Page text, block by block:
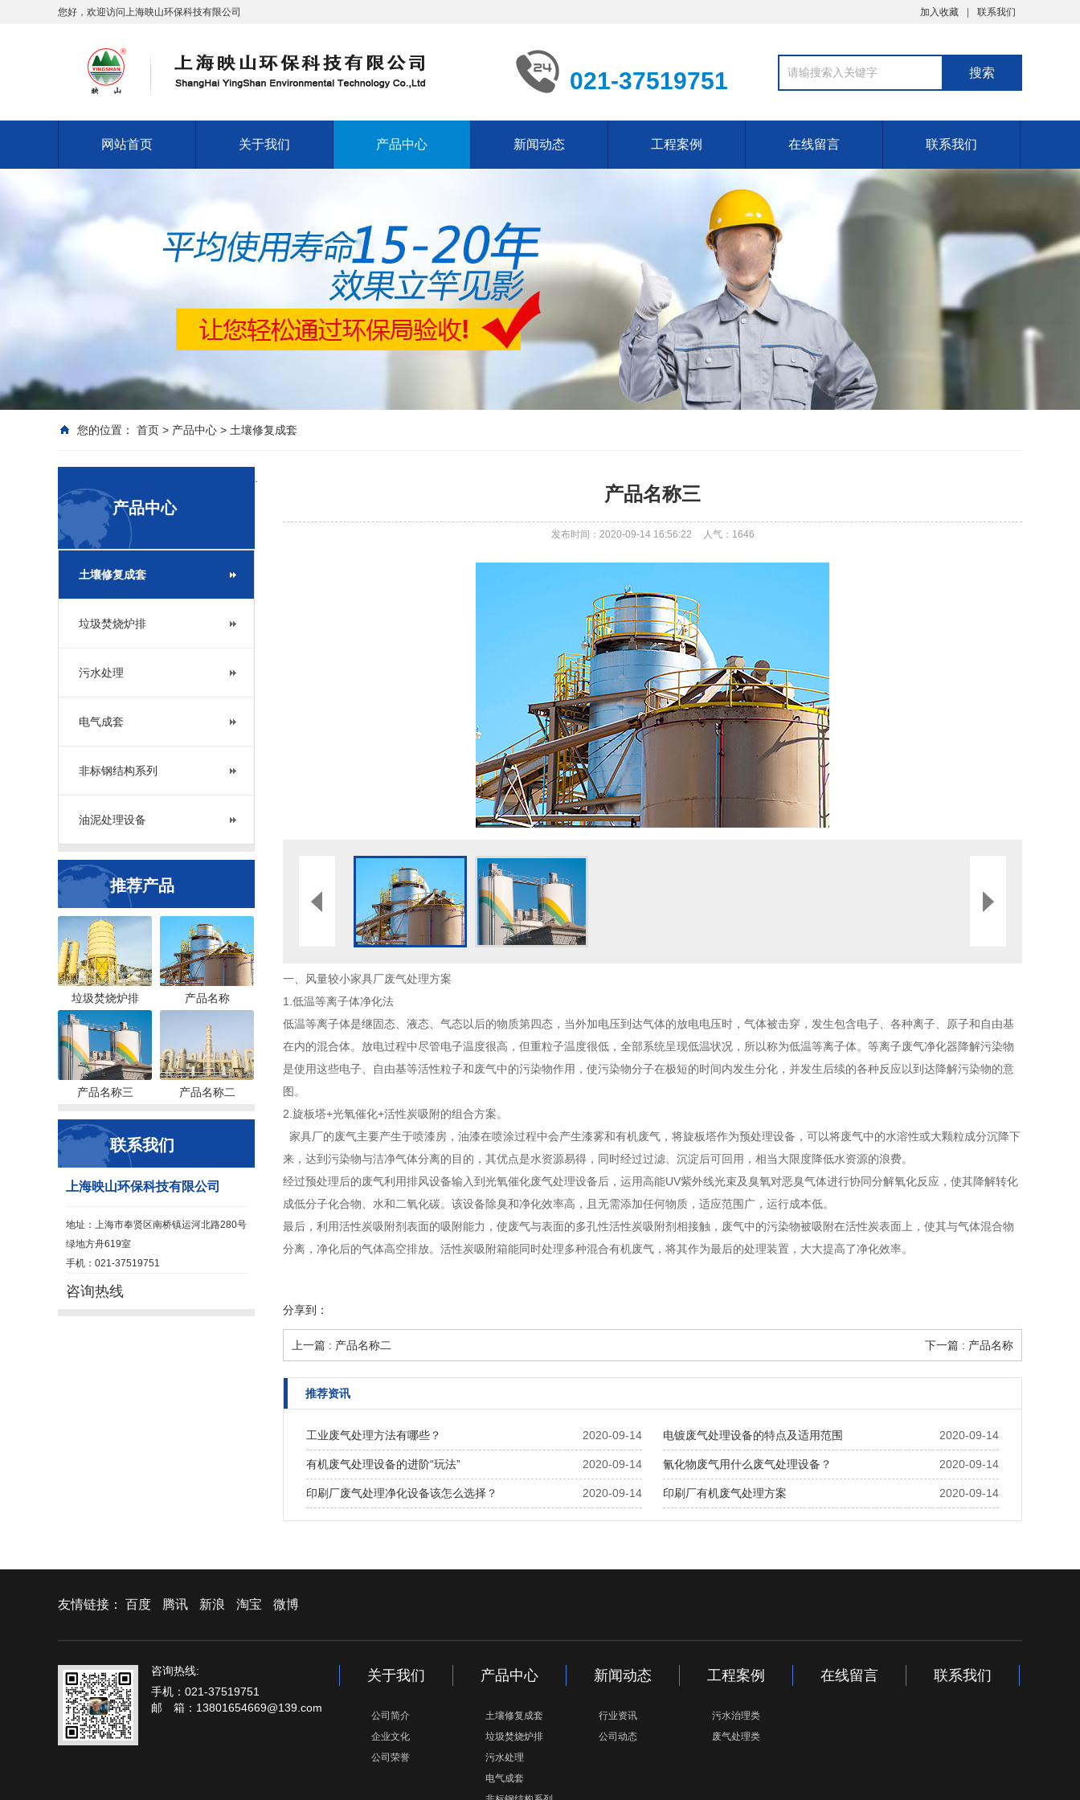
您好，欢迎访问上海映山环保科技有限公司 加入收藏 联系我们
021-37519751
网站首页 关于我们 产品中心 新闻动态 工程案例 在线留言 联系我们
您的位置： 首页 > 产品中心 > 土壤修复成套
产品中心
土壤修复成套
垃圾焚烧炉排
污水处理
电气成套
非标钢结构系列
油泥处理设备
推荐产品
垃圾焚烧炉排 产品名称
产品名称三 产品名称二
联系我们
上海映山环保科技有限公司
地址：上海市奉贤区南桥镇运河北路280号
绿地方舟619室
手机：021-37519751
咨询热线
产品名称三
发布时间：2020-09-14 16:56:22 人气： 1646
一、风量较小家具厂废气处理方案
1.低温等离子体净化法
低温等离子体是继固态、液态、气态以后的物质第四态，当外加电压到达气体的放电电压时，气体被击穿，发生包含电子、各种离子、原子和自由基
在内的混合体。放电过程中尽管电子温度很高，但重粒子温度很低，全部系统呈现低温状况，所以称为低温等离子体。等离子废气净化器降解污染物
是使用这些电子、自由基等活性粒子和废气中的污染物作用，使污染物分子在极短的时间内发生分化，并发生后续的各种反应以到达降解污染物的意
图。
2.旋板塔+光氧催化+活性炭吸附的组合方案。
家具厂的废气主要产生于喷漆房，油漆在喷涂过程中会产生漆雾和有机废气，将旋板塔作为预处理设备，可以将废气中的水溶性或大颗粒成分沉降下
来，达到污染物与洁净气体分离的目的，其优点是水资源易得，同时经过过滤、沉淀后可回用，相当大限度降低水资源的浪费。
经过预处理后的废气利用排风设备输入到光氧催化废气处理设备后，运用高能UV紫外线光束及臭氧对恶臭气体进行协同分解氧化反应，使其降解转化
成低分子化合物、水和二氧化碳。该设备除臭和净化效率高，且无需添加任何物质，适应范围广，运行成本低。
最后，利用活性炭吸附剂表面的吸附能力，使废气与表面的多孔性活性炭吸附剂相接触，废气中的污染物被吸附在活性炭表面上，使其与气体混合物
分离，净化后的气体高空排放。活性炭吸附箱能同时处理多种混合有机废气，将其作为最后的处理装置，大大提高了净化效率。
分享到：
上一篇 : 产品名称二 下一篇 : 产品名称
推荐资讯
2020-09-14
工业废气处理方法有哪些？ 2020-09-14
电镀废气处理设备的特点及适用范围
2020-09-14
有机废气处理设备的进阶“玩法” 2020-09-14
氰化物废气用什么废气处理设备？
2020-09-14
印刷厂废气处理净化设备该怎么选择？ 2020-09-14
印刷厂有机废气处理方案
友情链接： 百度 腾讯 新浪 淘宝 微博
咨询热线:
手机：021-37519751
邮 箱：13801654669@139.com
关于我们
公司简介
企业文化
公司荣誉
产品中心
土壤修复成套
垃圾焚烧炉排
污水处理
电气成套
新闻动态
行业资讯
公司动态
工程案例
污水治理类
废气处理类
在线留言 联系我们